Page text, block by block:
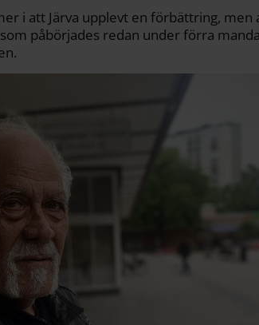
i att Järva upplevt en förbättring, men
påbörjades redan under förra